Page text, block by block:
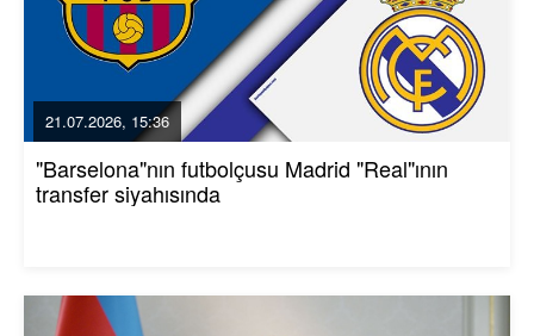
21.07.2026, 15:36
"Barselona"nın futbolçusu Madrid "Real"ının
transfer siyahısında